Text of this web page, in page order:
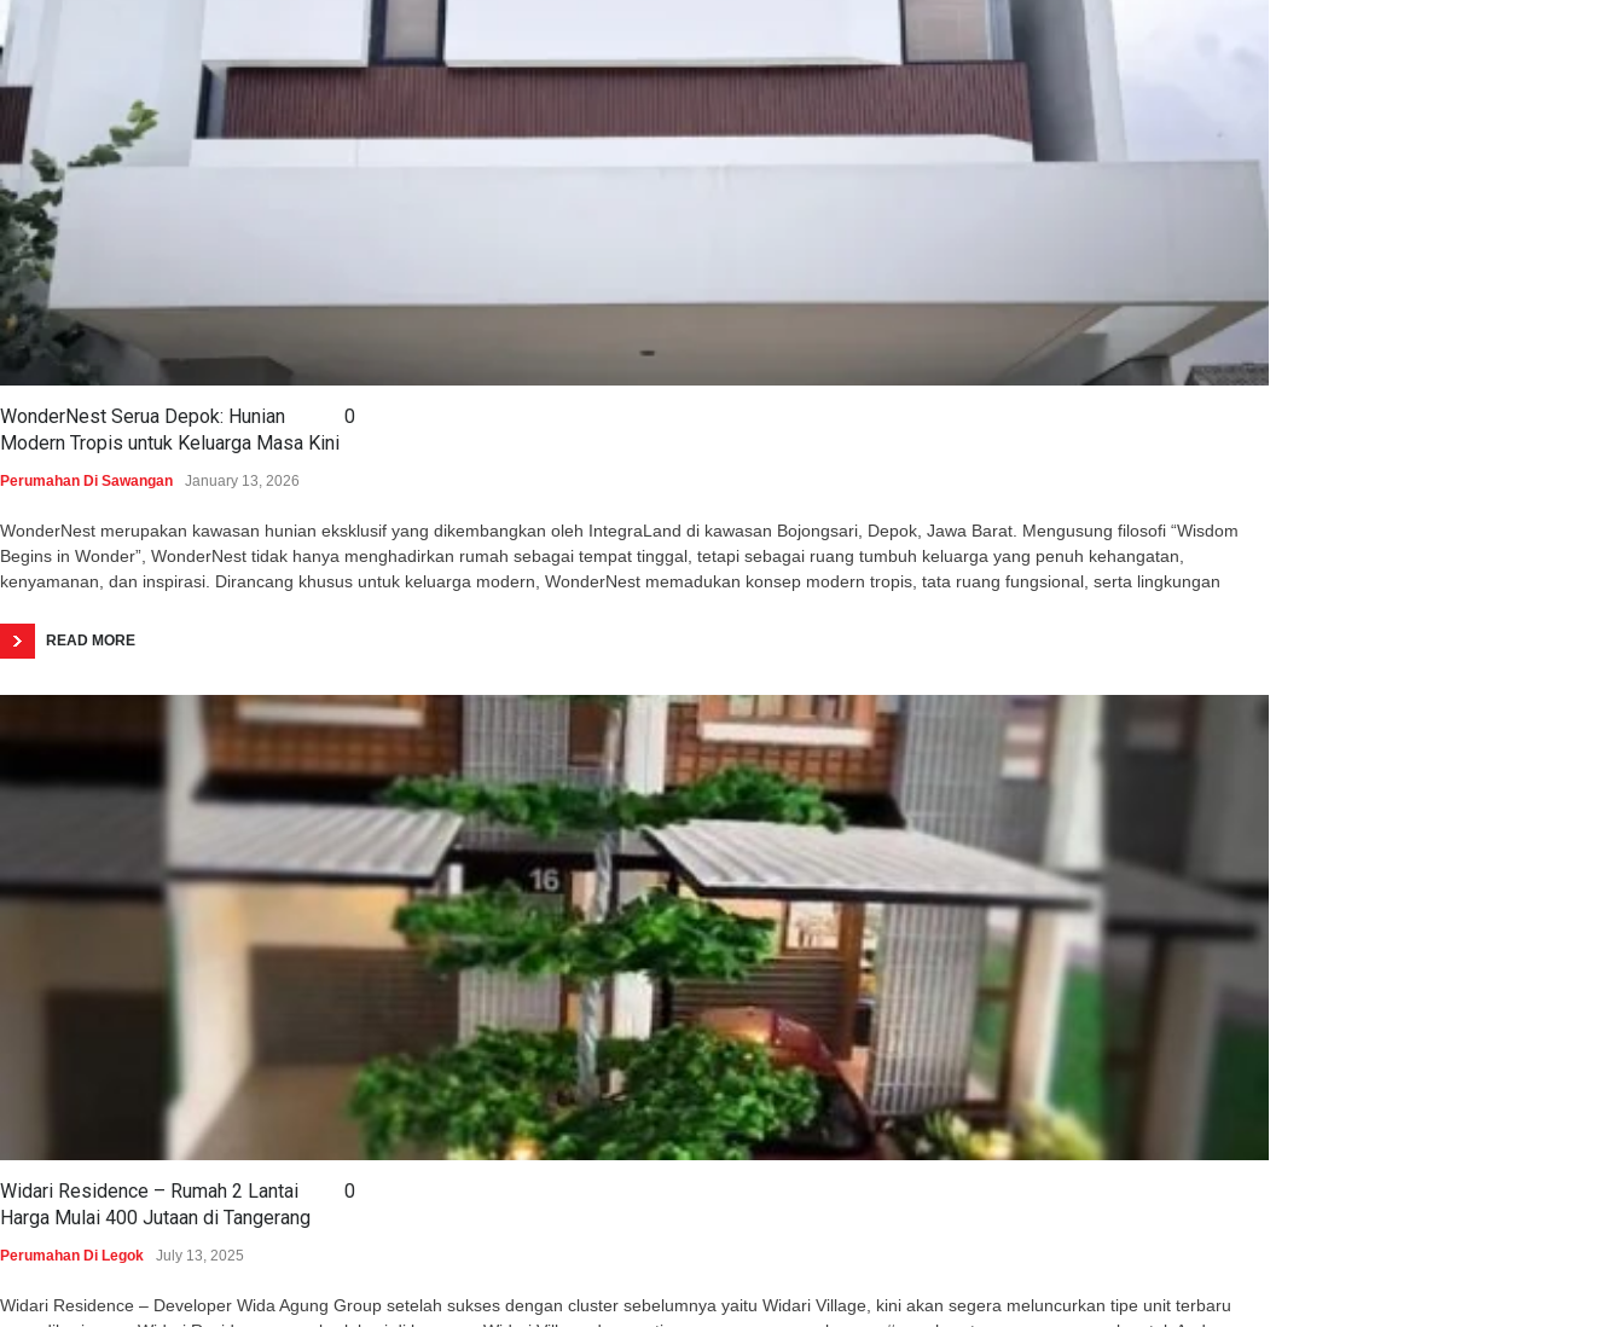
WonderNest Serua Depok: Hunian
Modern Tropis untuk Keluarga Masa Kini
0
Perumahan Di Sawangan January 13, 2026
WonderNest merupakan kawasan hunian eksklusif yang dikembangkan oleh IntegraLand di kawasan Bojongsari, Depok, Jawa Barat. Mengusung filosofi “Wisdom
Begins in Wonder”, WonderNest tidak hanya menghadirkan rumah sebagai tempat tinggal, tetapi sebagai ruang tumbuh keluarga yang penuh kehangatan,
kenyamanan, dan inspirasi. Dirancang khusus untuk keluarga modern, WonderNest memadukan konsep modern tropis, tata ruang fungsional, serta lingkungan
READ MORE
Widari Residence – Rumah 2 Lantai
Harga Mulai 400 Jutaan di Tangerang
0
Perumahan Di Legok July 13, 2025
Widari Residence – Developer Wida Agung Group setelah sukses dengan cluster sebelumnya yaitu Widari Village, kini akan segera meluncurkan tipe unit terbaru